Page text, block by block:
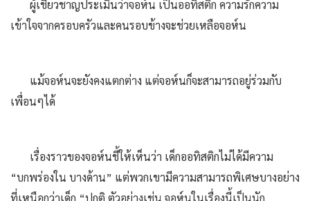
ผู้เชี่ยวชาญประเมินว่าจอห์น เป็นออทิสติก ความรักความ
เข้าใจจากครอบครัวและคนรอบข้างจะช่วยเหลือจอห์น
แม้จอห์นจะยังคงแตกต่าง แต่จอห์นก็จะสามารถอยู่ร่วมกับ
เพื่อนๆได้
เรื่องราวของจอห์นชี้ให้เห็นว่า เด็กออทิสติกไม่ได้มีความ
“บกพร่องใน บางด้าน” แต่พวกเขามีความสามารถพิเศษบางอย่าง
ที่เหนือกว่าเด็ก “ปกติ ตัวอย่างเช่น จอห์นในเรื่องนี้เป็นนัก